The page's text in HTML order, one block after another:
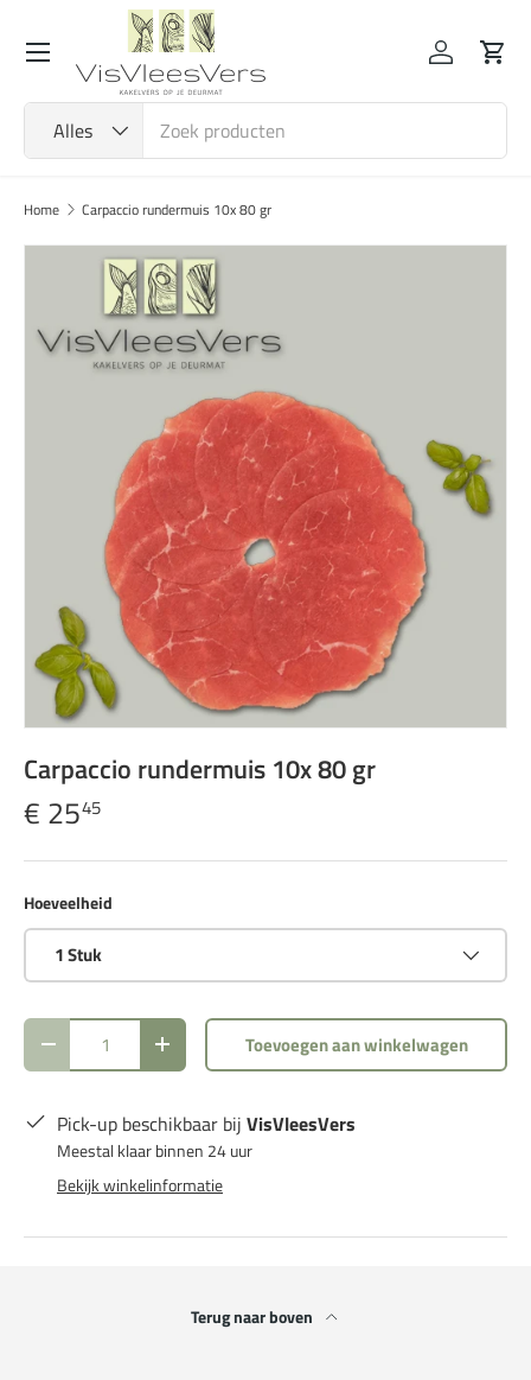
Ga naar inhoud
Zoeken
Alles
Inloggen
Menu
Home Carpaccio rundermuis 10x 80 gr
Carpaccio rundermuis 10x 80 gr
€ 2545
Hoeveelheid
1 Stuk
Aantal
Verlaag de hoeveelheidVerhoog de hoeveelheid
Toevoegen aan winkelwagen
Pick-up beschikbaar bij VisVleesVers
Meestal klaar binnen 24 uur
Bekijk winkelinformatie
Terug naar boven